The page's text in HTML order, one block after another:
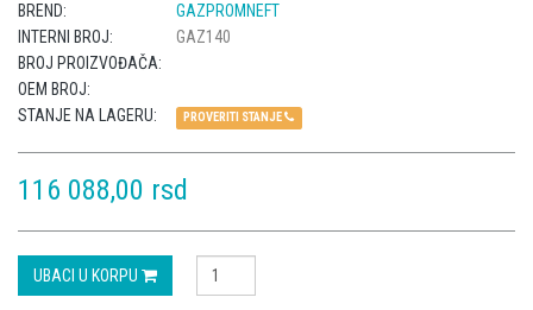
BREND:
GAZPROMNEFT
INTERNI BROJ:
GAZ140
BROJ PROIZVOĐAČA:
OEM BROJ:
STANJE NA LAGERU:
PROVERITI STANJE
116 088,00 rsd
UBACI U KORPU